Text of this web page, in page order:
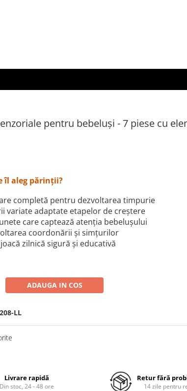
pentru bebeluși - 7 piese cu
îl aleg părinții?
completă pentru dezvoltarea timpurie
variate adaptate etapelor de creștere
care captează atenția bebelușului
coordonării și simțurilor
zilnică sigură și educativă
ADAUGA IN COS
LL
Livrare rapidă
Din stoc, 24 - 48 ore
Retur fără
14 zile pentru